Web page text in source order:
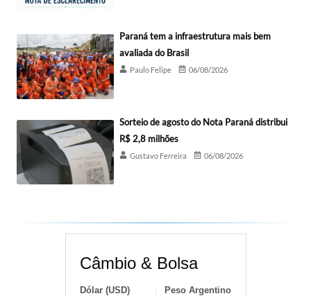
Paraná tem a infraestrutura mais bem
avaliada do Brasil
Paulo Felipe 06/08/2026
Sorteio de agosto do Nota Paraná distribui
R$ 2,8 milhões
Gustavo Ferreira 06/08/2026
Câmbio & Bolsa
Dólar (USD) Peso Argentino